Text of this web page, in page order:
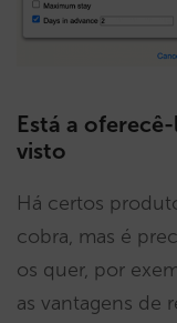
Está a
visto
Há certos
cobra, mas é
os quer, por
as vantagens de